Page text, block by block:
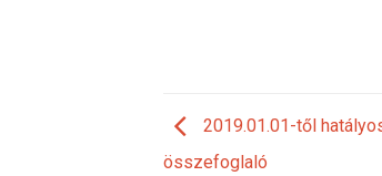
2019.01.01-től
összefoglaló